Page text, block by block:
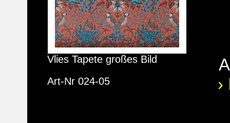
Vlies Tapete großes Bild
Art-Nr 024-05